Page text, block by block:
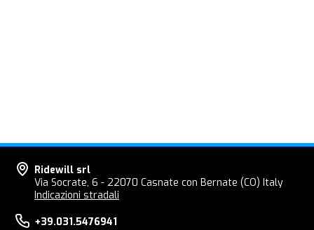
Ridewill srl
Via Socrate, 6 - 22070 Casnate con Bernate (CO) Italy
Indicazioni stradali
+39.031.5476941